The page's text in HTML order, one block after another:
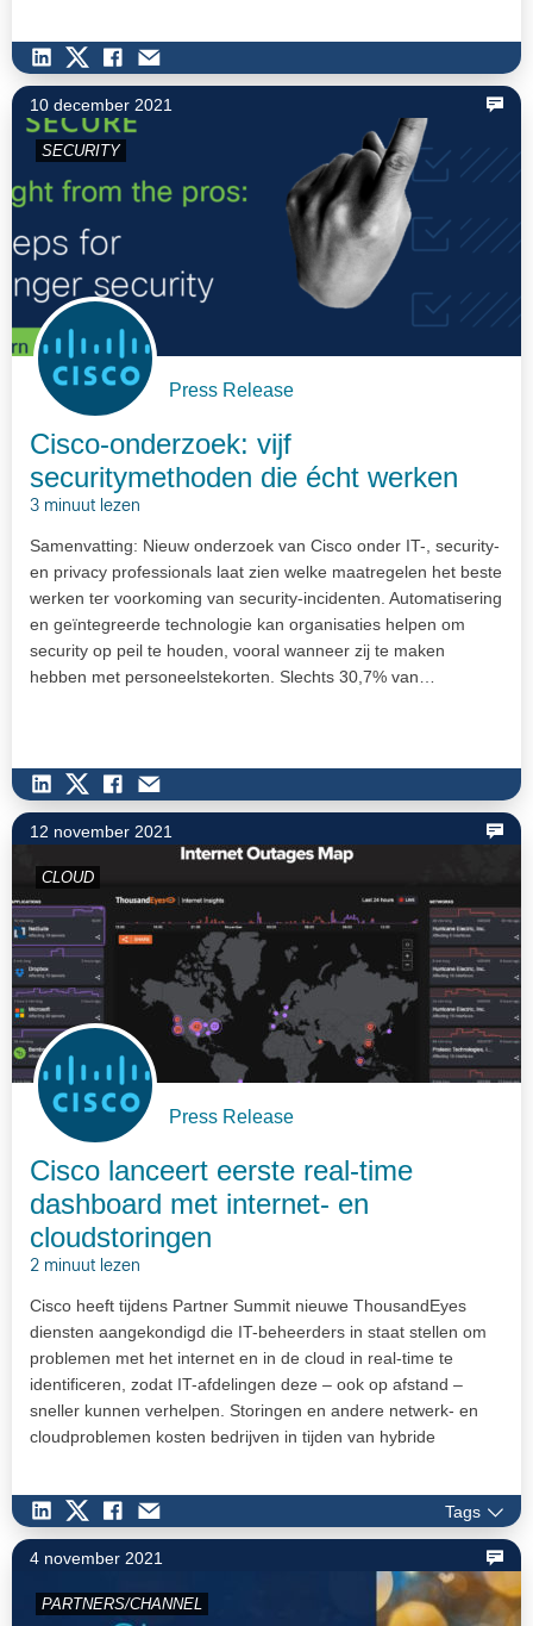
10 december 2021
SECURITY
Press Release
Cisco-onderzoek: vijf
securitymethoden die écht werken
3 minuut lezen
Samenvatting: Nieuw onderzoek van Cisco onder IT-, security-
en privacy professionals laat zien welke maatregelen het beste
werken ter voorkoming van security-incidenten. Automatisering
en geïntegreerde technologie kan organisaties helpen om
security op peil te houden, vooral wanneer zij te maken
hebben met personeelstekorten. Slechts 30,7% van…
12 november 2021
CLOUD
Press Release
Cisco lanceert eerste real-time
dashboard met internet- en
cloudstoringen
2 minuut lezen
Cisco heeft tijdens Partner Summit nieuwe ThousandEyes
diensten aangekondigd die IT-beheerders in staat stellen om
problemen met het internet en in de cloud in real-time te
identificeren, zodat IT-afdelingen deze – ook op afstand –
sneller kunnen verhelpen. Storingen en andere netwerk- en
cloudproblemen kosten bedrijven in tijden van hybride
Tags
4 november 2021
PARTNERS/CHANNEL